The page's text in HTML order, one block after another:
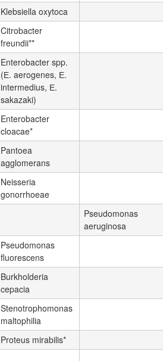
Klebsiella oxytoca
Citrobacter
freundii**
Enterobacter spp.
(Е. aerogenes, Е.
intermedius, Е.
sakazaki)
Enterobacter
cloacae*
Pantoea
agglomerans
Neisseria
gonorrhoeae
Pseudomonas
aeruginosa
Pseudomonas
fluorescens
Burkholderia
cepacia
Stenotrophomonas
maltophilia
Proteus mirabilis*